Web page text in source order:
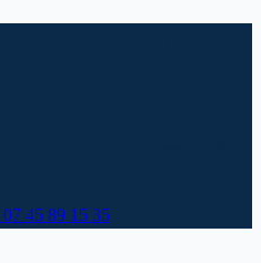
07 45 89 15 35